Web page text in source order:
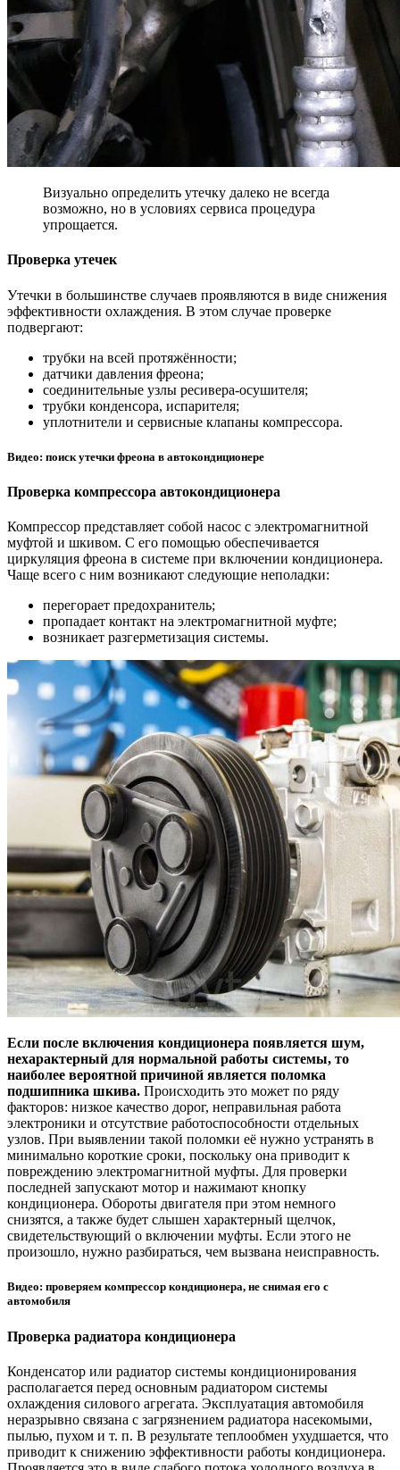
Визуально определить утечку далеко не всегда
возможно, но в условиях сервиса процедура
упрощается.
Проверка утечек
Утечки в большинстве случаев проявляются в виде снижения
эффективности охлаждения. В этом случае проверке
подвергают:
трубки на всей протяжённости;
датчики давления фреона;
соединительные узлы ресивера-осушителя;
трубки конденсора, испарителя;
уплотнители и сервисные клапаны компрессора.
Видео: поиск утечки фреона в автокондиционере
Проверка компрессора автокондиционера
Компрессор представляет собой насос с электромагнитной
муфтой и шкивом. С его помощью обеспечивается
циркуляция фреона в системе при включении кондиционера.
Чаще всего с ним возникают следующие неполадки:
перегорает предохранитель;
пропадает контакт на электромагнитной муфте;
возникает разгерметизация системы.
Если после включения кондиционера появляется шум,
нехарактерный для нормальной работы системы, то
наиболее вероятной причиной является поломка
подшипника шкива. Происходить это может по ряду
факторов: низкое качество дорог, неправильная работа
электроники и отсутствие работоспособности отдельных
узлов. При выявлении такой поломки её нужно устранять в
минимально короткие сроки, поскольку она приводит к
повреждению электромагнитной муфты. Для проверки
последней запускают мотор и нажимают кнопку
кондиционера. Обороты двигателя при этом немного
снизятся, а также будет слышен характерный щелчок,
свидетельствующий о включении муфты. Если этого не
произошло, нужно разбираться, чем вызвана неисправность.
Видео: проверяем компрессор кондиционера, не снимая его с
автомобиля
Проверка радиатора кондиционера
Конденсатор или радиатор системы кондиционирования
располагается перед основным радиатором системы
охлаждения силового агрегата. Эксплуатация автомобиля
неразрывно связана с загрязнением радиатора насекомыми,
пылью, пухом и т. п. В результате теплообмен ухудшается, что
приводит к снижению эффективности работы кондиционера.